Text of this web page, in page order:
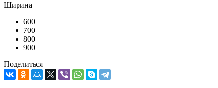
Ширина
600
700
800
900
Поделиться